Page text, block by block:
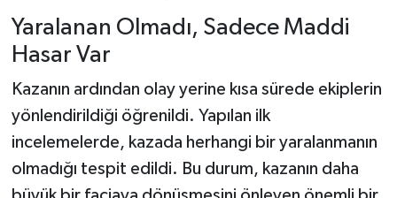
Yaralanan Olmadı, Sadece Maddi
Hasar Var
Kazanın ardından olay yerine kısa sürede ekiplerin
yönlendirildiği öğrenildi. Yapılan ilk
incelemelerde, kazada herhangi bir yaralanmanın
olmadığı tespit edildi. Bu durum, kazanın daha
Yerel Haberler